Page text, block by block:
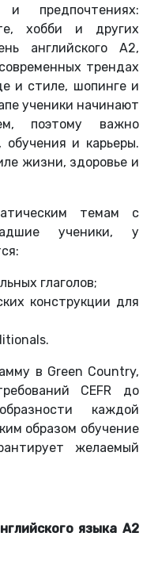
и предпочтениях:
хобби и других
английского А2,
трендах
и стиле, шопинге и
ученики начинают
поэтому важно
обучения и карьеры.
жизни, здоровье и
темам с
ученики, у
глаголов;
конструкции для
в Green Country,
CEFR до
каждой
образом обучение
желаемый
языка A2